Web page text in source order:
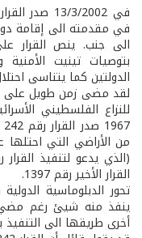
في مقدمته الى إقامة
الى جنب. ينص القرار
بتوصيات تينيت
الدولتين كما يتناسى
لقد مضى زمن طويل على
للنزاع الفلسطيني
القرار الأخير رقم 1397.
أخرى طريقها الى التنفيذ